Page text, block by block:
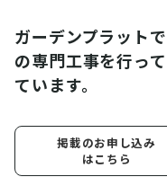
ガーデンプラット
の専門工事を行っ
ています。
掲載のお申し込み
はこちら